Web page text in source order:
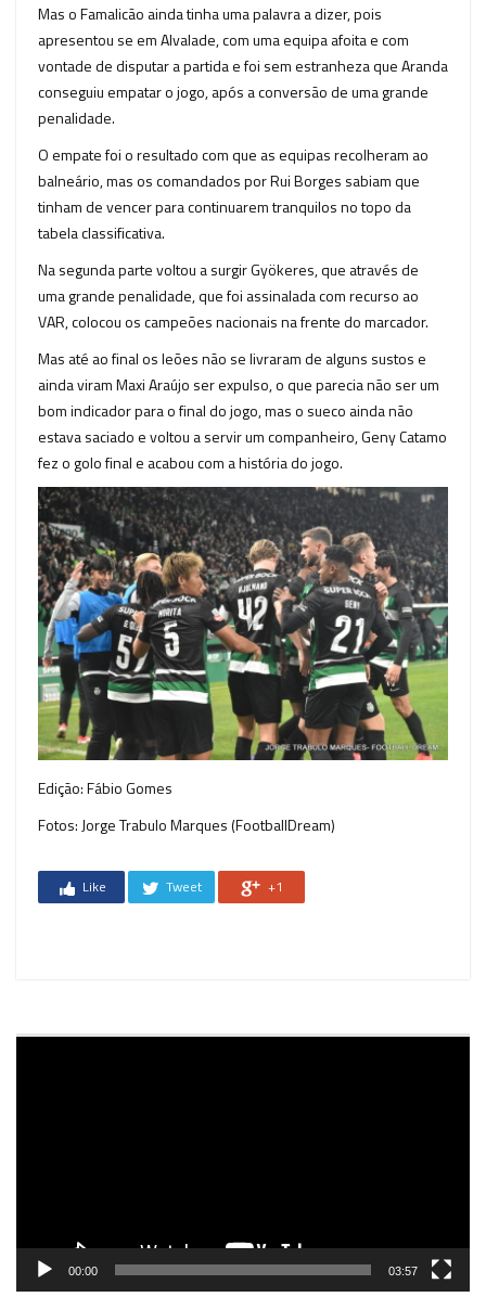
Mas o Famalicão ainda tinha uma palavra a dizer, pois
apresentou se em Alvalade, com uma equipa afoita e com
vontade de disputar a partida e foi sem estranheza que Aranda
conseguiu empatar o jogo, após a conversão de uma grande
penalidade.
O empate foi o resultado com que as equipas recolheram ao
balneário, mas os comandados por Rui Borges sabiam que
tinham de vencer para continuarem tranquilos no topo da
tabela classificativa.
Na segunda parte voltou a surgir Gyökeres, que através de
uma grande penalidade, que foi assinalada com recurso ao
VAR, colocou os campeões nacionais na frente do marcador.
Mas até ao final os leões não se livraram de alguns sustos e
ainda viram Maxi Araújo ser expulso, o que parecia não ser um
bom indicador para o final do jogo, mas o sueco ainda não
estava saciado e voltou a servir um companheiro, Geny Catamo
fez o golo final e acabou com a história do jogo.
Edição: Fábio Gomes
Fotos: Jorge Trabulo Marques (FootballDream)
Like Tweet +1
00:00 03:57